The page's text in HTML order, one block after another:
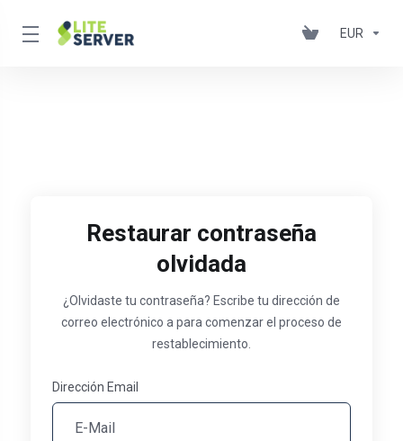
EUR
Restaurar contraseña
olvidada
¿Olvidaste tu contraseña? Escribe tu dirección de
correo electrónico a para comenzar el proceso de
restablecimiento.
Dirección Email